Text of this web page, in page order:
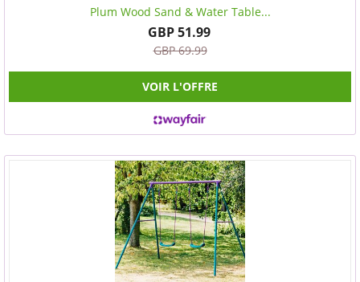
Plum Wood Sand & Water Table...
GBP 51.99
GBP 69.99
VOIR L'OFFRE